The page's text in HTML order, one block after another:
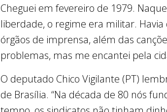
Cheguei em fevereiro de 1979.
liberdade, o regime era militar.
órgãos de imprensa, além das
problemas, mas me encantei pela
O deputado Chico Vigilante (PT)
de Brasília. “Na década de 80 nós